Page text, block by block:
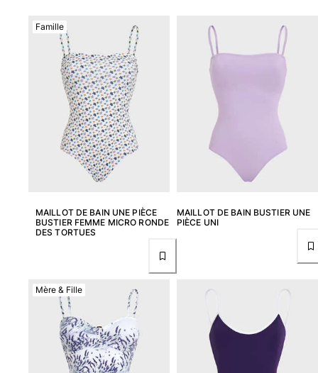
Bermudas et Shorts
Pulls et Cardigans
Vestes et Manteaux
Pantalons
Sweats
T-shirts
Loungewear
Tous les articles
Grandes tailles
Femme
Maillots de bain
Deux pièces
Une pièce
Hauts
Bas
MAILLOT DE BAIN UNE PIÈCE
BUSTIER FEMME MICRO RONDE
DES TORTUES
Famille
MAILLOT DE BAIN BUSTIER UNE
PIÈCE UNI
Mère & Fille